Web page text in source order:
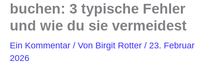
buchen: 3 typische Fehler
und wie du sie vermeidest
Ein Kommentar / Von Birgit Rotter / 23. Februar
2026